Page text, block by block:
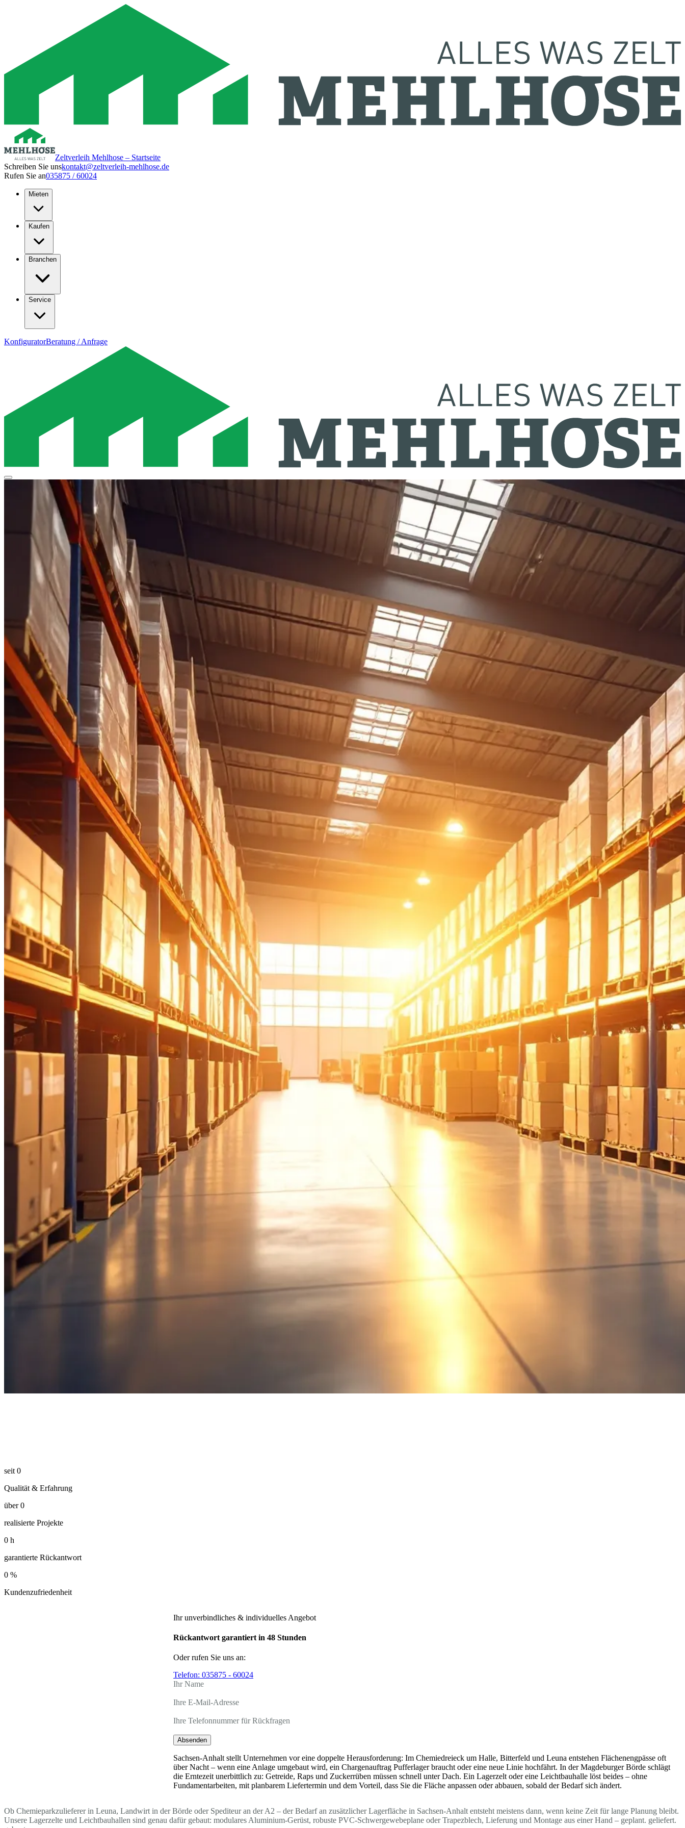
Zeltverleih Mehlhose – Startseite
Schreiben Sie unskontakt@zeltverleih-mehlhose.de
Rufen Sie an035875 / 60024
Mieten
Kaufen
Branchen
Service
KonfiguratorBeratung / Anfrage
seit 0
Qualität & Erfahrung
über 0
realisierte Projekte
0 h
garantierte Rückantwort
0 %
Kundenzufriedenheit
Ihr unverbindliches & individuelles Angebot
Rückantwort garantiert in 48 Stunden
Oder rufen Sie uns an:
Telefon: 035875 - 60024
Ihr Name
Ihre E-Mail-Adresse
Ihre Telefonnummer für Rückfragen
Absenden
Sachsen-Anhalt stellt Unternehmen vor eine doppelte Herausforderung: Im Chemiedreieck um Halle, Bitterfeld und Leuna entstehen Flächenengpässe oft
über Nacht – wenn eine Anlage umgebaut wird, ein Chargenauftrag Pufferlager braucht oder eine neue Linie hochfährt. In der Magdeburger Börde schlägt
die Erntezeit unerbittlich zu: Getreide, Raps und Zuckerrüben müssen schnell unter Dach. Ein Lagerzelt oder eine Leichtbauhalle löst beides – ohne
Fundamentarbeiten, mit planbarem Liefertermin und dem Vorteil, dass Sie die Fläche anpassen oder abbauen, sobald der Bedarf sich ändert.
Ob Chemieparkzulieferer in Leuna, Landwirt in der Börde oder Spediteur an der A2 – der Bedarf an zusätzlicher Lagerfläche in Sachsen-Anhalt entsteht meistens dann, wenn keine Zeit für lange Planung bleibt.
Unsere Lagerzelte und Leichtbauhallen sind genau dafür gebaut: modulares Aluminium-Gerüst, robuste PVC-Schwergewebeplane oder Trapezblech, Lieferung und Montage aus einer Hand – geplant. geliefert.